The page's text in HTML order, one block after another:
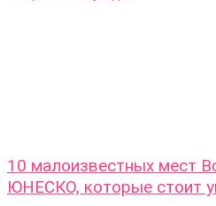
10 малоизвестных мест
ЮНЕСКО, которые стоит